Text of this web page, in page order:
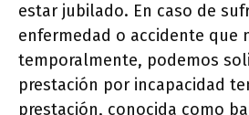
estar jubilado. En caso de
enfermedad o accidente que
temporalmente, podemos
prestación por incapacidad
prestación, conocida como